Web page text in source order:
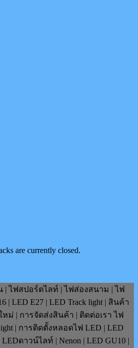
are currently closed.
| ไฟสปอร์ตไลท์ | ไฟส่องสนาม | ไฟ
| LED E27 | LED Track light | สินค้า
ม่ | การจัดส่งสินค้า | ติดต่อเรา ไฟ
| การติดตั้งหลอดไฟ LED | LED
ดาวน์ไลท์ | Nenon | LED GU10 |